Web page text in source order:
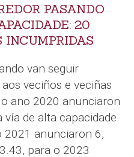
PASANDO
20
INCUMPRIDAS
van seguir
veciños e veciñas
ano 2020 anunciaron
de alta capacidade
2021 anunciaron 6,
para o 2023